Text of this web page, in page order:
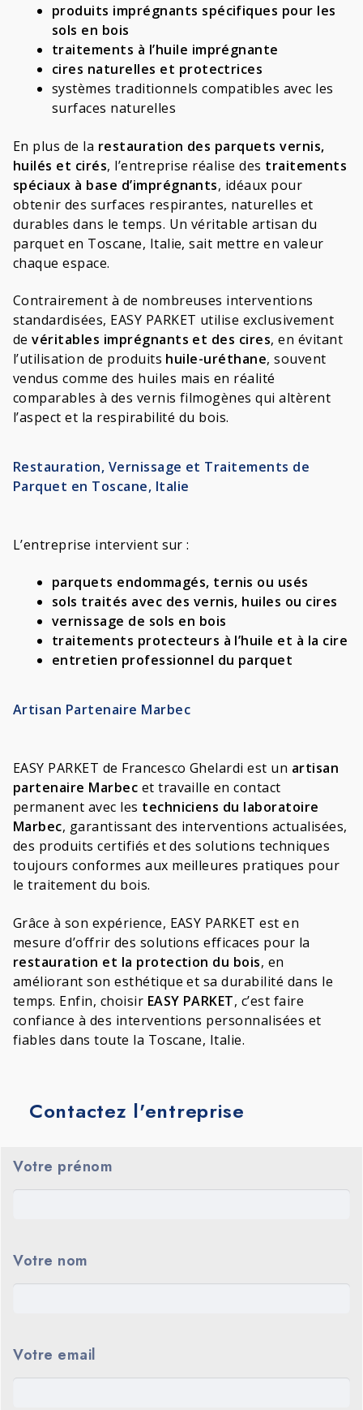
produits imprégnants spécifiques pour les
sols en bois
traitements à l’huile imprégnante
cires naturelles et protectrices
systèmes traditionnels compatibles avec les
surfaces naturelles
En plus de la restauration des parquets vernis,
huilés et cirés, l’entreprise réalise des traitements
spéciaux à base d’imprégnants, idéaux pour
obtenir des surfaces respirantes, naturelles et
durables dans le temps. Un véritable artisan du
parquet en Toscane, Italie, sait mettre en valeur
chaque espace.
Contrairement à de nombreuses interventions
standardisées, EASY PARKET utilise exclusivement
devéritables imprégnants et des cires, en évitant
l’utilisation de produits huile-uréthane, souvent
vendus comme des huiles mais en réalité
comparables à des vernis filmogènes qui altèrent
l’aspect et la respirabilité du bois.
Restauration, Vernissage et Traitements de
Parquet en Toscane, Italie
L’entreprise intervient sur :
parquets endommagés, ternis ou usés
sols traités avec des vernis, huiles ou cires
vernissage de sols en bois
traitements protecteurs à l’huile et à la cire
entretien professionnel du parquet
Artisan Partenaire Marbec
EASY PARKET de Francesco Ghelardi est un artisan
partenaire Marbec et travaille en contact
permanent avec les techniciens du laboratoire
Marbec, garantissant des interventions actualisées,
des produits certifiés et des solutions techniques
toujours conformes aux meilleures pratiques pour
le traitement du bois.
Grâce à son expérience, EASY PARKET est en
mesure d’offrir des solutions efficaces pour la
restauration et la protection du bois, en
améliorant son esthétique et sa durabilité dans le
temps. Enfin, choisir EASY PARKET, c’est faire
confiance à des interventions personnalisées et
fiables dans toute la Toscane, Italie.
Contactez l'entreprise
Votre prénom
Votre nom
Votre email